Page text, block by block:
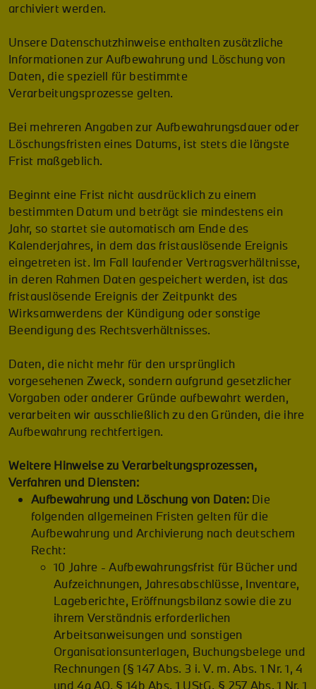
archiviert werden.
Unsere Datenschutzhinweise enthalten zusätzliche
Informationen zur Aufbewahrung und Löschung von
Daten, die speziell für bestimmte
Verarbeitungsprozesse gelten.
Bei mehreren Angaben zur Aufbewahrungsdauer oder
Löschungsfristen eines Datums, ist stets die längste
Frist maßgeblich.
Beginnt eine Frist nicht ausdrücklich zu einem
bestimmten Datum und beträgt sie mindestens ein
Jahr, so startet sie automatisch am Ende des
Kalenderjahres, in dem das fristauslösende Ereignis
eingetreten ist. Im Fall laufender Vertragsverhältnisse,
in deren Rahmen Daten gespeichert werden, ist das
fristauslösende Ereignis der Zeitpunkt des
Wirksamwerdens der Kündigung oder sonstige
Beendigung des Rechtsverhältnisses.
Daten, die nicht mehr für den ursprünglich
vorgesehenen Zweck, sondern aufgrund gesetzlicher
Vorgaben oder anderer Gründe aufbewahrt werden,
verarbeiten wir ausschließlich zu den Gründen, die ihre
Aufbewahrung rechtfertigen.
Weitere Hinweise zu Verarbeitungsprozessen,
Verfahren und Diensten:
Aufbewahrung und Löschung von Daten:Die
folgenden allgemeinen Fristen gelten für die
Aufbewahrung und Archivierung nach deutschem
Recht:
10 Jahre - Aufbewahrungsfrist für Bücher und
Aufzeichnungen, Jahresabschlüsse, Inventare,
Lageberichte, Eröffnungsbilanz sowie die zu
ihrem Verständnis erforderlichen
Arbeitsanweisungen und sonstigen
Organisationsunterlagen, Buchungsbelege und
Rechnungen (§ 147 Abs. 3 i. V. m. Abs. 1 Nr. 1, 4
und 4a AO, § 14b Abs. 1 UStG, § 257 Abs. 1 Nr. 1